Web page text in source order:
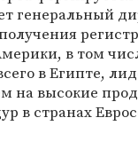
генеральный
в том
в Египте,
на высокие
в странах